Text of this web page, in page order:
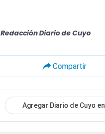
Redacción Diario de Cuyo
Compartir
Agregar Diario de Cuyo en